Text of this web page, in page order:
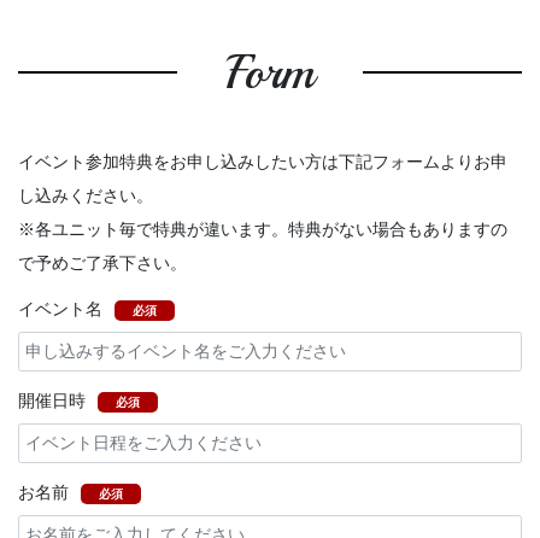
Form
イベント参加特典をお申し込みしたい方は下記フォームよりお申
し込みください。
※各ユニット毎で特典が違います。特典がない場合もありますの
で予めご了承下さい。
イベント名 必須
開催日時 必須
お名前 必須